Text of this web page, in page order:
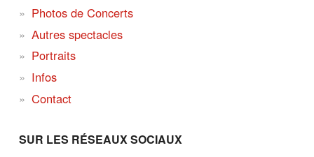
Photos de Concerts
Autres spectacles
Portraits
Infos
Contact
SUR LES RÉSEAUX SOCIAUX